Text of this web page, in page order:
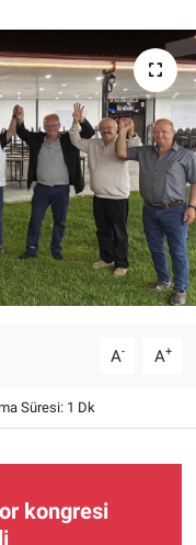
A- A+
Süresi: 1 Dk
kongresi